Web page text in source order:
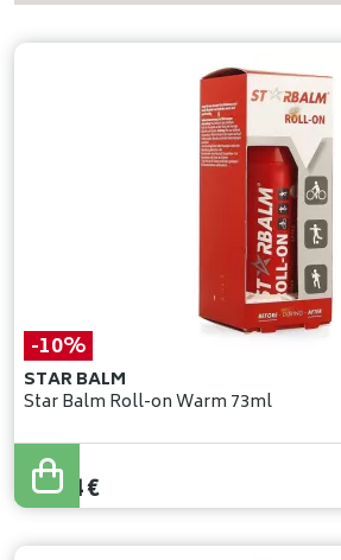
-10%
STAR BALM
Star Balm Roll-on Warm 73ml
11,49
10,34€